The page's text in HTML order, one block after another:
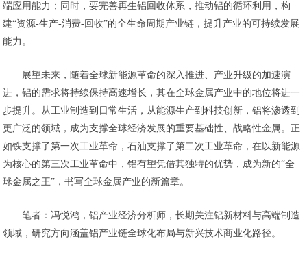
端应用能力；同时，要完善再生铝回收体系，推动铝的循环利用，构
建“资源-生产-消费-回收”的全生命周期产业链，提升产业的可持续发展
能力。
展望未来，随着全球新能源革命的深入推进、产业升级的加速演
进，铝的需求将持续保持高速增长，其在全球金属产业中的地位将进一
步提升。从工业制造到日常生活，从能源生产到科技创新，铝将渗透到
更广泛的领域，成为支撑全球经济发展的重要基础性、战略性金属。正
如铁支撑了第一次工业革命，石油支撑了第二次工业革命，在以新能源
为核心的第三次工业革命中，铝有望凭借其独特的优势，成为新的“全
球金属之王”，书写全球金属产业的新篇章。
笔者：冯悦鸿，铝产业经济分析师，长期关注铝新材料与高端制造
领域，研究方向涵盖铝产业链全球化布局与新兴技术商业化路径。